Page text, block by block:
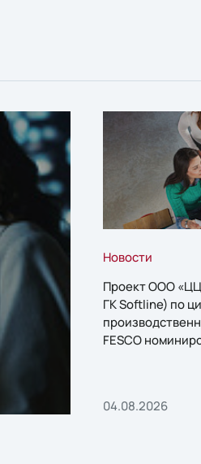
Новости
Проект ООО
ГК Softline) по
FESCO
04.08.2026